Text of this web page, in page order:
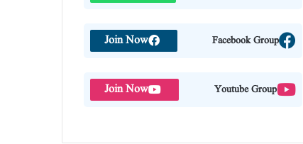
Facebook Group
Join Now
Youtube Group
Join Now